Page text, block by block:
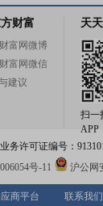
财富
富网微博
富网微信
建议
天
扫一
APP
许可证编号：
号-11 沪公网
商平台 联系我们